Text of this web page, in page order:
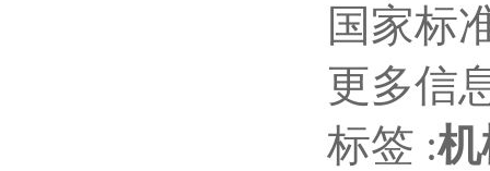
国家标
更多信
标签 :